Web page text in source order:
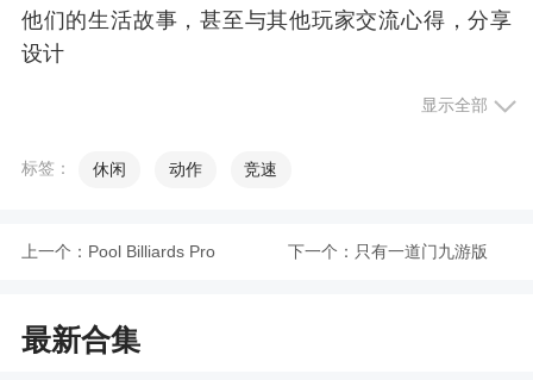
他们的生活故事，甚至与其他玩家交流心得，分享
设计
5、丰富关卡：游戏中包含了大量的三消关卡，
1、您将扮演一名庄园主人，通过合理规划，种
戏中，您可以自由选择种植作物的品种，比如小
显示全部
标签： 休闲 动作 竞速
上一个： Pool Billiards Pro 下一个： 只有一道门九游版
最新合集